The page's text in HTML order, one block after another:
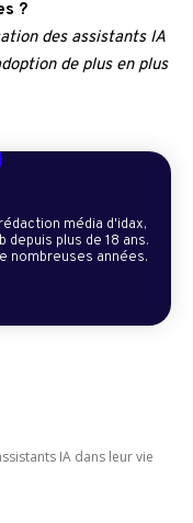
?
des assistants IA
de plus en plus
média d'idax,
depuis plus de 18 ans.
nombreuses années.
IA dans leur vie